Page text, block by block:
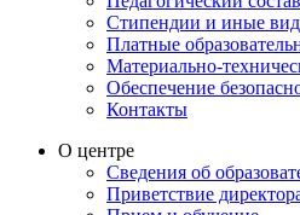
Стипендии и иные
Платные
Материально-
Обеспечение
Контакты
О центре
Сведения об
Приветствие